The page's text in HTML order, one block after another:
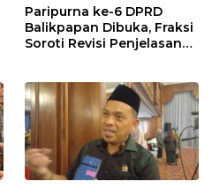
Paripurna ke-6 DPRD
Balikpapan Dibuka, Fraksi
Soroti Revisi Penjelasan